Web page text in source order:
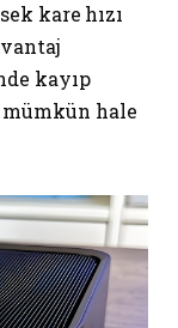
kare hızı
kayıp
mümkün hale